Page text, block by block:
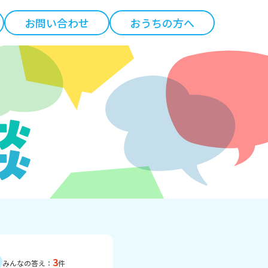
お問い合わせ おうちの方へ
みんなの答え： 3件